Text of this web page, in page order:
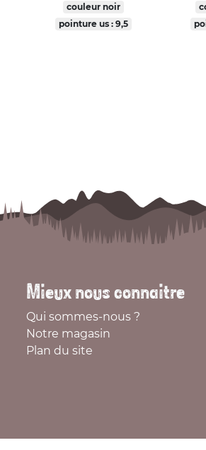
couleur noir
pointure us : 9,5
Mieux nous connaitre
Qui sommes-nous ?
Notre magasin
Plan du site